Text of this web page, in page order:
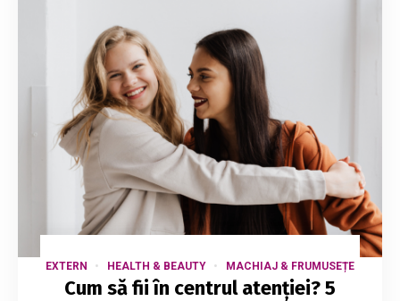
EXTERN HEALTH & BEAUTY MACHIAJ & FRUMUSEȚE
Cum să fii în centrul atenției? 5